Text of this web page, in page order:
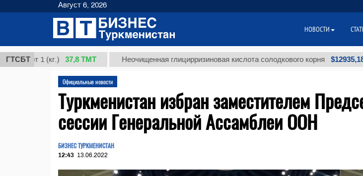
ГТСБТ
1 (кг.) 37,8 ТМТ Неочищенная глицирризиновая кислота солодкового корня $12935,18
Официальные новости
Туркменистан избран заместителем
сессии Генеральной Ассамблеи ООН
БИЗНЕС ТУРКМЕНИСТАН
12:43 13.06.2022
Август 6, 2026
НОВОСТИ